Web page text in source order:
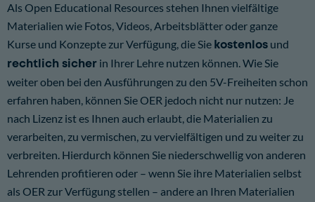
Als Open Educational Resources stehen Ihnen vielfältige
Materialien wie Fotos, Videos, Arbeitsblätter oder ganze
Kurse und Konzepte zur Verfügung, die Sie kostenlos und
rechtlich sicher in Ihrer Lehre nutzen können. Wie Sie
weiter oben bei den Ausführungen zu den 5V-Freiheiten schon
erfahren haben, können Sie OER jedoch nicht nur nutzen: Je
nach Lizenz ist es Ihnen auch erlaubt, die Materialien zu
verarbeiten, zu vermischen, zu vervielfältigen und zu weiter zu
verbreiten. Hierdurch können Sie niederschwellig von anderen
Lehrenden profitieren oder – wenn Sie ihre Materialien selbst
als OER zur Verfügung stellen – andere an Ihren Materialien